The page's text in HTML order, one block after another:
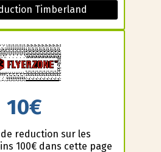
Timberland
10€
reduction sur les
100€ dans cette page